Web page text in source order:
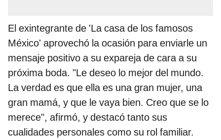
El exintegrante de 'La casa de los famosos
México' aprovechó la ocasión para enviarle un
mensaje positivo a su expareja de cara a su
próxima boda. "Le deseo lo mejor del mundo.
La verdad es que ella es una gran mujer, una
gran mamá, y que le vaya bien. Creo que se lo
merece", afirmó, y destacó tanto sus
cualidades personales como su rol familiar.